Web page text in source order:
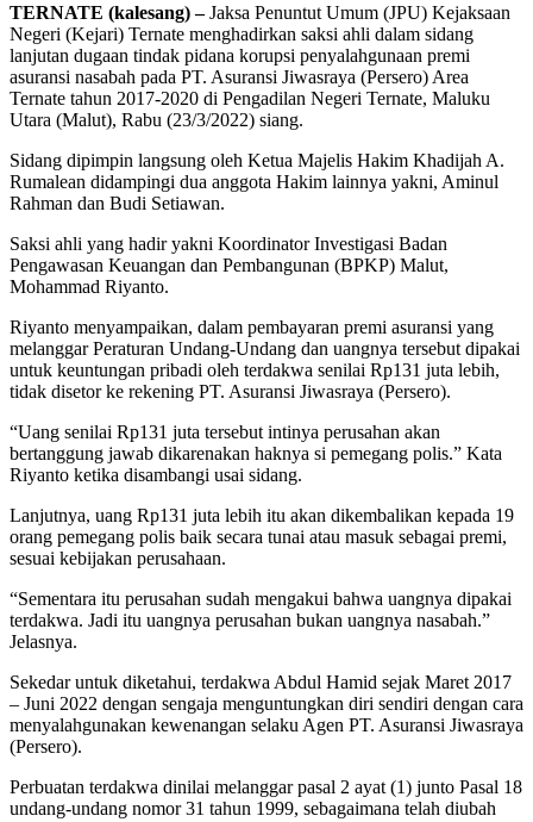
TERNATE (kalesang) –Jaksa Penuntut Umum (JPU) Kejaksaan
Negeri (Kejari) Ternate menghadirkan saksi ahli dalam sidang
lanjutan dugaan tindak pidana korupsi penyalahgunaan premi
asuransi nasabah pada PT. Asuransi Jiwasraya (Persero) Area
Ternate tahun 2017-2020 di Pengadilan Negeri Ternate, Maluku
Utara (Malut), Rabu (23/3/2022) siang.
Sidang dipimpin langsung oleh Ketua Majelis Hakim Khadijah A.
Rumalean didampingi dua anggota Hakim lainnya yakni, Aminul
Rahman dan Budi Setiawan.
Saksi ahli yang hadir yakni Koordinator Investigasi Badan
Pengawasan Keuangan dan Pembangunan (BPKP) Malut,
Mohammad Riyanto.
Riyanto menyampaikan, dalam pembayaran premi asuransi yang
melanggar Peraturan Undang-Undang dan uangnya tersebut dipakai
untuk keuntungan pribadi oleh terdakwa senilai Rp131 juta lebih,
tidak disetor ke rekening PT. Asuransi Jiwasraya (Persero).
“Uang senilai Rp131 juta tersebut intinya perusahan akan
bertanggung jawab dikarenakan haknya si pemegang polis.” Kata
Riyanto ketika disambangi usai sidang.
Lanjutnya, uang Rp131 juta lebih itu akan dikembalikan kepada 19
orang pemegang polis baik secara tunai atau masuk sebagai premi,
sesuai kebijakan perusahaan.
“Sementara itu perusahan sudah mengakui bahwa uangnya dipakai
terdakwa. Jadi itu uangnya perusahan bukan uangnya nasabah.”
Jelasnya.
Sekedar untuk diketahui, terdakwa Abdul Hamid sejak Maret 2017
– Juni 2022 dengan sengaja menguntungkan diri sendiri dengan cara
menyalahgunakan kewenangan selaku Agen PT. Asuransi Jiwasraya
(Persero).
Perbuatan terdakwa dinilai melanggar pasal 2 ayat (1) junto Pasal 18
undang-undang nomor 31 tahun 1999, sebagaimana telah diubah